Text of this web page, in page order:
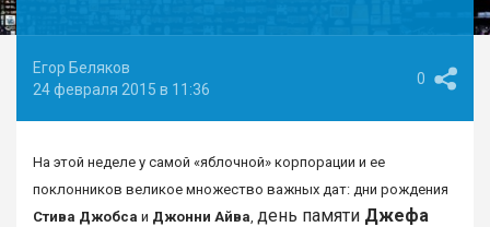
Егор Беляков
24 февраля 2015 в 11:36
0
На этой неделе у самой «яблочной» корпорации и ее
поклонников великое множество важных дат: дни рождения
Стива Джобса и Джонни Айва, день памяти Джефа